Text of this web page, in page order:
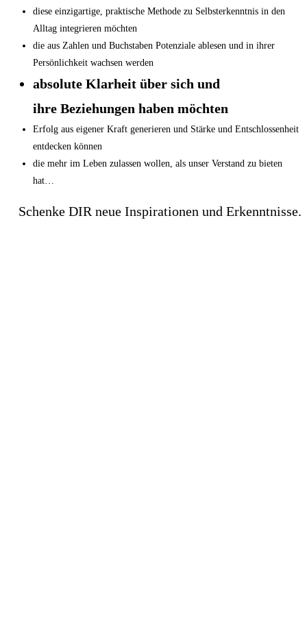
diese einzigartige, praktische Methode zu Selbsterkenntnis in den
Alltag integrieren möchten
die aus Zahlen und Buchstaben Potenziale ablesen und in ihrer
Persönlichkeit wachsen werden
absolute Klarheit über sich und
ihre Beziehungen haben möchten
Erfolg aus eigener Kraft generieren und Stärke und Entschlossenheit
entdecken können
die mehr im Leben zulassen wollen, als unser Verstand zu bieten
hat…
Schenke DIR neue Inspirationen und Erkenntnisse.